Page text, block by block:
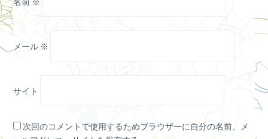
メール ※
サイト
次回のコメントで使用するためブラウザーに自分の名前、メ